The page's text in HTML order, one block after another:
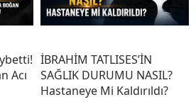
Acı
İBRAHİM TATLISES’İN
SAĞLIK DURUMU NASIL?
Hastaneye Mi Kaldırıldı?